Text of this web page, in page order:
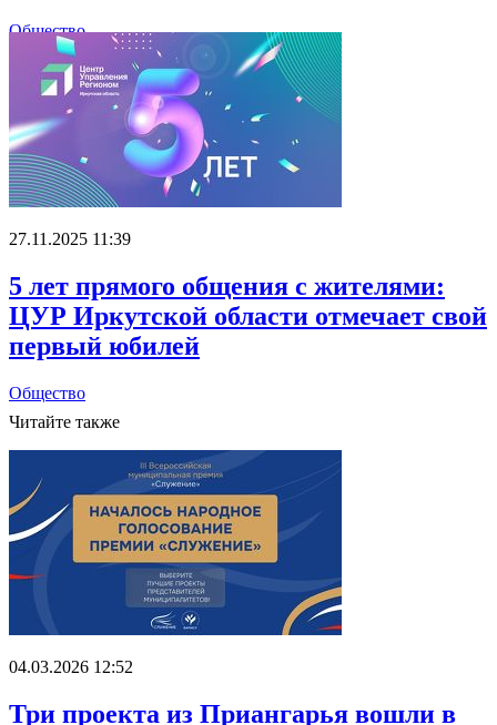
Общество
27.11.2025 11:39
5 лет прямого общения с жителями:
ЦУР Иркутской области отмечает свой
первый юбилей
Общество
Читайте также
04.03.2026 12:52
Три проекта из Приангарья вошли в